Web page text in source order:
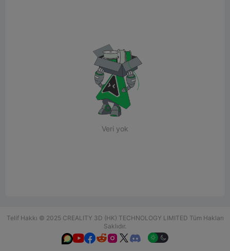
Veri yok
Telif Hakkı © 2025 CREALITY 3D (HK) TECHNOLOGY LIMITED Tüm Hakları
Saklıdır.
  